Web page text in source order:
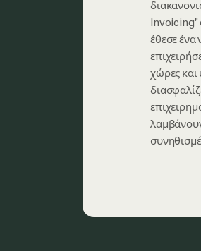
Invoicing"
έθεσε
χώρες